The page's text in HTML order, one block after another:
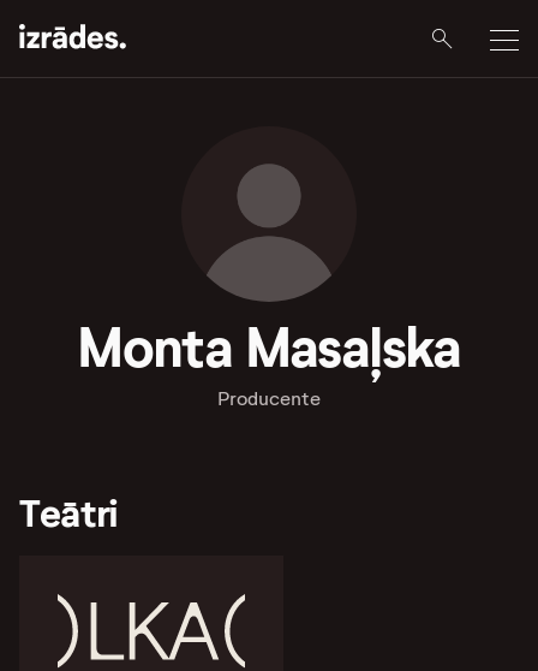
Monta Masaļska
Producente
Teātri